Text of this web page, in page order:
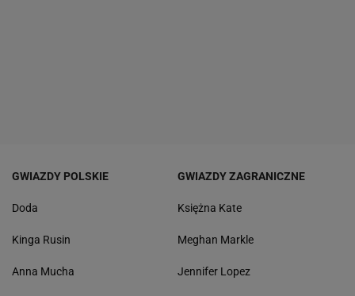
GWIAZDY POLSKIE
Doda
Kinga Rusin
Anna Mucha
GWIAZDY ZAGRANICZNE
Księżna Kate
Meghan Markle
Jennifer Lopez